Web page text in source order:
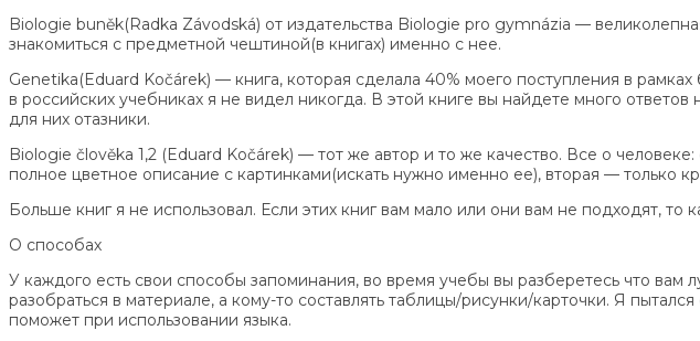
Biologie buněk(Radka Závodská) от издательства Biologie pro gymnázia —
знакомиться с предметной чештиной(в книгах) именно с нее.
Genetika(Eduard Kočárek) — книга, которая сделала 40% моего поступления в
в российских учебниках я не видел никогда. В этой книге вы найдете много
для них отазники.
Biologie člověka 1,2 (Eduard Kočárek) — тот же автор и то же качество. Все о
полное цветное описание с картинками(искать нужно именно ее), вторая — только
Больше книг я не использовал. Если этих книг вам мало или они вам не подходят,
О способах
У каждого есть свои способы запоминания, во время учебы вы разберетесь что вам
разобраться в материале, а кому-то составлять таблицы/рисунки/карточки. Я
поможет при использовании языка.